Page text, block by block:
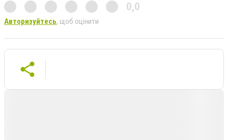
0,0
Авторизуйтесь, щоб оцінити